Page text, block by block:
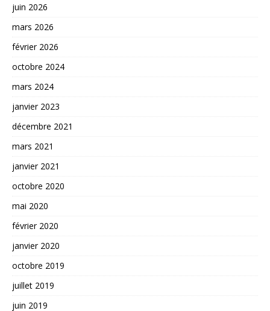
juin 2026
mars 2026
février 2026
octobre 2024
mars 2024
janvier 2023
décembre 2021
mars 2021
janvier 2021
octobre 2020
mai 2020
février 2020
janvier 2020
octobre 2019
juillet 2019
juin 2019